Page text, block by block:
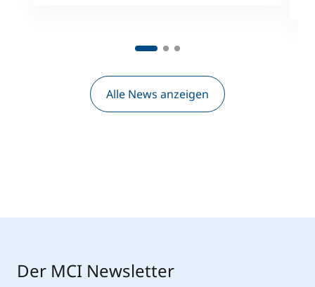
Alle News anzeigen
Der MCI Newsletter